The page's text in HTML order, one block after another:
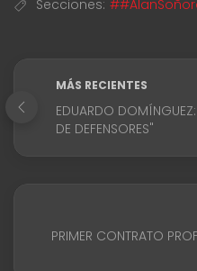
Secciones:
MÁS RECIENTES
EDUARDO
DE DEFENSORES"
PRIMER CONTRATO